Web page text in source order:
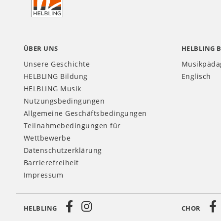
ÜBER UNS
Unsere Geschichte
HELBLING Bildung
HELBLING Musik
Nutzungsbedingungen
Allgemeine Geschäftsbedingungen
Teilnahmebedingungen für
Wettbewerbe
Datenschutzerklärung
Barrierefreiheit
Impressum
HELBLING
Englisch
HELBLING CHOR